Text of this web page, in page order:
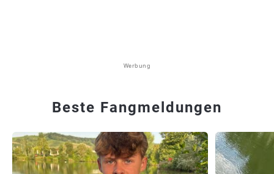
Werbung
Beste Fangmeldungen